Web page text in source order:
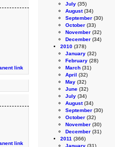
July (35)
August(34)
September (30)
October (33)
November (32)
December (34)
2010 (378)
January (32)
February (28)
March (31)
April (32)
May (32)
June (32)
July (34)
August(34)
September (30)
October (32)
November (30)
December (31)
2011 (366)
January (31)
link
link